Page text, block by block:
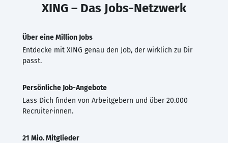
XING – Das Jobs-Netzwerk
Über eine Million Jobs
Entdecke mit XING genau den Job, der wirklich zu Dir
passt.
Persönliche Job-Angebote
Lass Dich finden von Arbeitgebern und über 20.000
Recruiter·innen.
21 Mio. Mitglieder